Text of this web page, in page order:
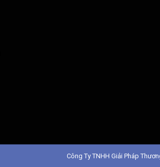
Công Ty TNHH Giải Pháp